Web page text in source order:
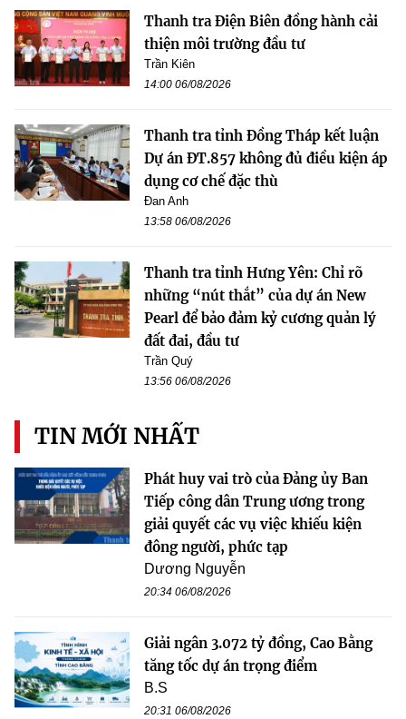
Thanh tra Điện Biên đồng hành cải
thiện môi trường đầu tư
Trần Kiên
14:00 06/08/2026
Thanh tra tỉnh Đồng Tháp kết luận
Dự án ĐT.857 không đủ điều kiện áp
dụng cơ chế đặc thù
Đan Anh
13:58 06/08/2026
Thanh tra tỉnh Hưng Yên: Chỉ rõ
những “nút thắt” của dự án New
Pearl để bảo đảm kỷ cương quản lý
đất đai, đầu tư
Trần Quý
13:56 06/08/2026
TIN MỚI NHẤT
Phát huy vai trò của Đảng ủy Ban
Tiếp công dân Trung ương trong
giải quyết các vụ việc khiếu kiện
đông người, phức tạp
Dương Nguyễn
20:34 06/08/2026
Giải ngân 3.072 tỷ đồng, Cao Bằng
tăng tốc dự án trọng điểm
B.S
20:31 06/08/2026